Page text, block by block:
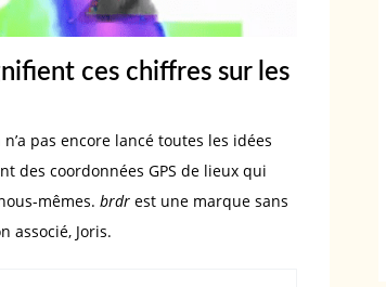
ces chiffres sur les
pas encore lancé toutes les idées
des coordonnées GPS de lieux qui
mêmes. brdr est une marque sans
associé, Joris.